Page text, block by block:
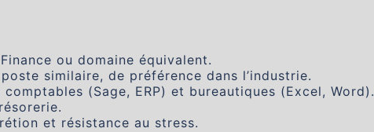
ou domaine équivalent.
similaire, de préférence dans l’industrie.
(Sage, ERP) et bureautiques (Excel, Word).
et résistance au stress.